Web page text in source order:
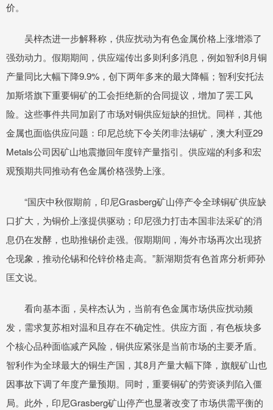
价。
吴梓杰进一步解释称，供应扰动为有色金属价格上涨增添了
强劲动力。假期期间，供应端传出多则利多消息，例如智利8月铜
产量同比大幅下降9.9%，创下两年多来的最大降幅；智利安托法
加斯塔旗下重要铜矿的工会拒绝新的合同提议，增加了罢工风
险。这些事件共同加剧了市场对铜供应短缺的担忧。同样，其他
金属也面临供应问题：印尼总统下令关闭非法锡矿，澳大利亚29
Metals公司因矿山地震撤回年度锌产量指引。供应端的利多和宏
观预期共同推动有色金属价格强势上涨。
“国庆中秋假期前，印尼Grasberg矿山停产令全球铜矿供应缺
口扩大，为铜价上涨提供驱动；印尼强力打击本国非法采矿的消
息仍在发酵，也助推锡价走强。假期期间，海外市场再次出现挤
仓现象，推动伦锡和伦锌价格走高。”新湖期货有色首席分析师孙
匡文说。
看向基本面，吴梓杰认为，当前有色金属市场供应扰动频
发，需求复苏相对温和且存在不确定性。供应方面，有色板块多
个核心品种面临减产风险，铜供应紧张是当前市场的主要矛盾。
智利作为全球最大的铜生产国，其8月产量大幅下降，旗舰矿山也
因事故下调了年度产量预期。同时，重要铜矿的劳资谈判陷入僵
局。此外，印尼Grasberg矿山停产也显著改变了市场供需平衡的